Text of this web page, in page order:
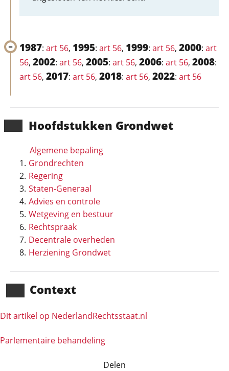
Hoofd­stukken Grondwet
Algemene bepaling
Grondrechten
Regering
Staten-Generaal
Advies en controle
Wetgeving en bestuur
Rechtspraak
Decentrale overheden
Herziening Grondwet
Context
Dit artikel op NederlandRechts­staat.nl
Parlementaire behandeling
1987: art 56, 1995: art 56, 1999: art 56, 2000: art
56, 2002: art 56, 2005: art 56, 2006: art 56, 2008:
art 56, 2017: art 56, 2018: art 56, 2022: art 56
Delen